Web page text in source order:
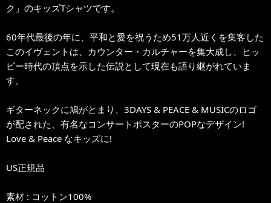
ク」のキッズTシャツです。
60年代最後の年に、平和と愛を祝うため51万人近くを集客した
このイヴェントは、カウンター・カルチャーを集大成し、ヒッ
ピー時代の頂点を示した伝説として現在も語り継がれていま
す。
ギターネックに鳩がとまり、3DAYS & PEACE & MUSICのロゴ
が配された、有名なコンサートポスターのPOPなデザイン!
Love & Peace なキッズに!
US正規品
素材 : コットン100%